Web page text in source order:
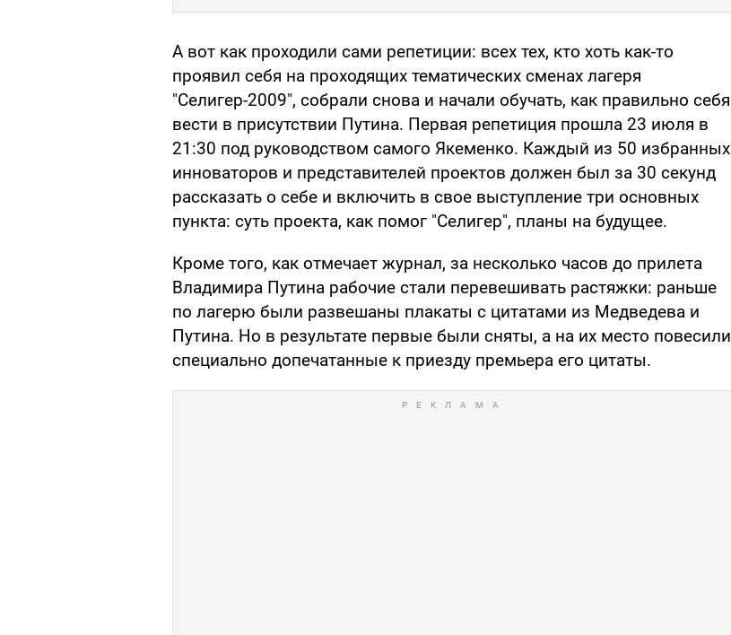
А вот как проходили сами репетиции: всех тех, кто хоть как-то
проявил себя на проходящих тематических сменах лагеря
"Селигер-2009", собрали снова и начали обучать, как правильно себя
вести в присутствии Путина. Первая репетиция прошла 23 июля в
21:30 под руководством самого Якеменко. Каждый из 50 избранных
инноваторов и представителей проектов должен был за 30 секунд
рассказать о себе и включить в свое выступление три основных
пункта: суть проекта, как помог "Селигер", планы на будущее.
Кроме того, как отмечает журнал, за несколько часов до прилета
Владимира Путина рабочие стали перевешивать растяжки: раньше
по лагерю были развешаны плакаты с цитатами из Медведева и
Путина. Но в результате первые были сняты, а на их место повесили
специально допечатанные к приезду премьера его цитаты.